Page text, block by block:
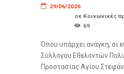
29/06/2026
σε Κοινωνικές
69
Όπου υπάρχει ανάγκη, οι
Σύλλογου Εθελοντών
Προστασίας Αγίου